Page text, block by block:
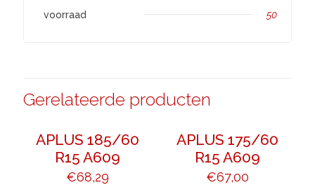
voorraad 50
Gerelateerde producten
APLUS 185/60
R15 A609
€68,29
APLUS 175/60
R15 A609
€67,00